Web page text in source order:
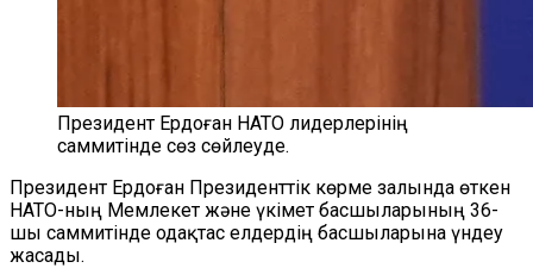
Президент Ердоған НАТО лидерлерінің
саммитінде сөз сөйлеуде.
Президент Ердоған Президенттік көрме залында өткен
НАТО-ның Мемлекет және үкімет басшыларының 36-
шы саммитінде одақтас елдердің басшыларына үндеу
жасады.